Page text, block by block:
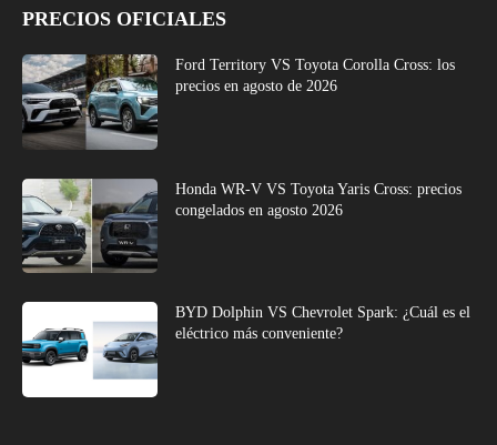
PRECIOS OFICIALES
Ford Territory VS Toyota Corolla Cross: los
precios en agosto de 2026
Honda WR-V VS Toyota Yaris Cross: precios
congelados en agosto 2026
BYD Dolphin VS Chevrolet Spark: ¿Cuál es el
eléctrico más conveniente?